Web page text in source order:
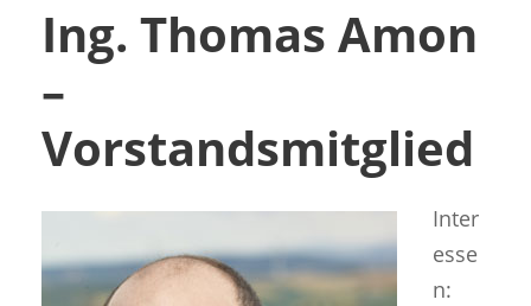
Ing. Thomas Amon
–
Vorstandsmitglied
Inter
esse
n: